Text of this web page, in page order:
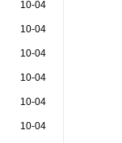
10-04
10-04
10-04
10-04
10-04
10-04